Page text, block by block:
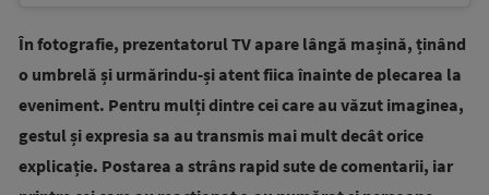
În fotografie, prezentatorul TV apare lângă mașină, ținând
o umbrelă și urmărindu-și atent fiica înainte de plecarea la
eveniment. Pentru mulți dintre cei care au văzut imaginea,
gestul și expresia sa au transmis mai mult decât orice
explicație. Postarea a strâns rapid sute de comentarii, iar